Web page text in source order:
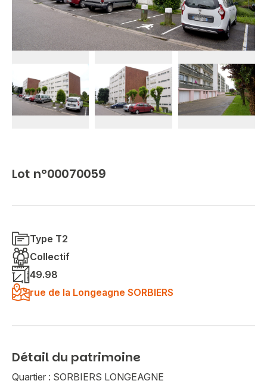
Lot n°00070059
Type T2
Collectif
49.98
rue de la Longeagne SORBIERS
Détail du patrimoine
Quartier : SORBIERS LONGEAGNE